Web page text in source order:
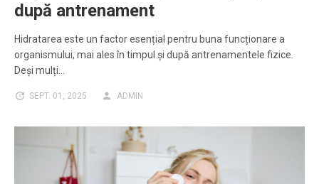
după antrenament
Hidratarea este un factor esențial pentru buna funcționare a
organismului, mai ales în timpul și după antrenamentele fizice.
Deși mulți…
SEPT. 01, 2025 ADMIN